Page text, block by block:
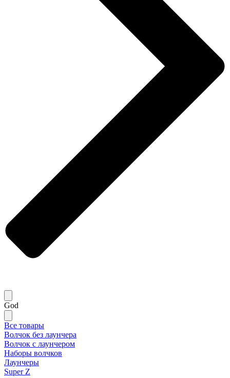
God
Все товары
Волчок без лаунчера
Волчок с лаунчером
Наборы волчков
Лаунчеры
Super Z